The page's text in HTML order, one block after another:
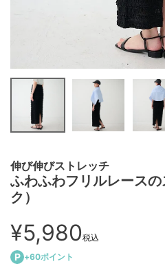
伸び伸びストレッチ
ふわふわフリルレース
ク）
¥5,980税込
+60ポイント